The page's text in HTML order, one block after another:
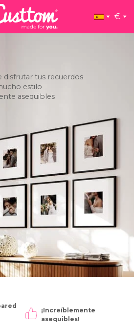
€
disfrutar tus recuerdos
estilo
asequibles
¡Increíblemente
asequibles!